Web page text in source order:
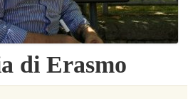
di Erasmo